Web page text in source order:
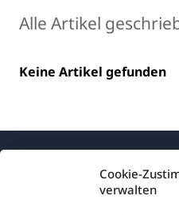
Cookie-
verwalten
Alle Artikel
Keine Artikel gefunden